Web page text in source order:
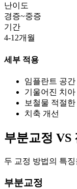
난이도
경증~중증
기간
4-12개월
세부 적용
임플란트 공간
기울어진 치아
보철물 적절한
치축 개선
부분교정 VS
두 교정 방법의 특
부분교정